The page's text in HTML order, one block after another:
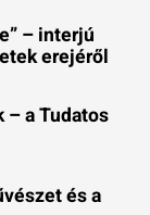
– interjú
erejéről
– a Tudatos
és a